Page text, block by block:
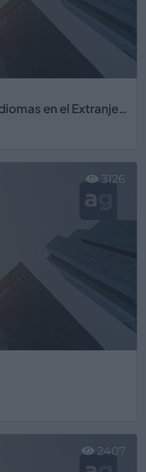
Academic Year Cursos de Idiomas en el Extranjero - Learning Languages Abroad, S.L.
3126
2407